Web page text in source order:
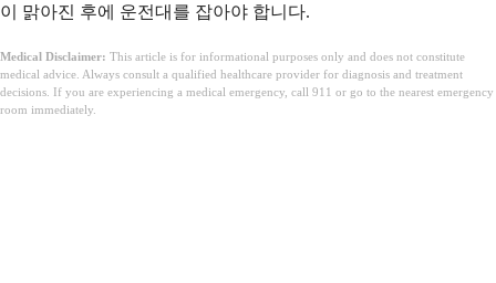
이 맑아진 후에 운전대를 잡아야 합니다.
Medical Disclaimer: This article is for informational purposes only and does not constitute
medical advice. Always consult a qualified healthcare provider for diagnosis and treatment
decisions. If you are experiencing a medical emergency, call 911 or go to the nearest emergency
room immediately.